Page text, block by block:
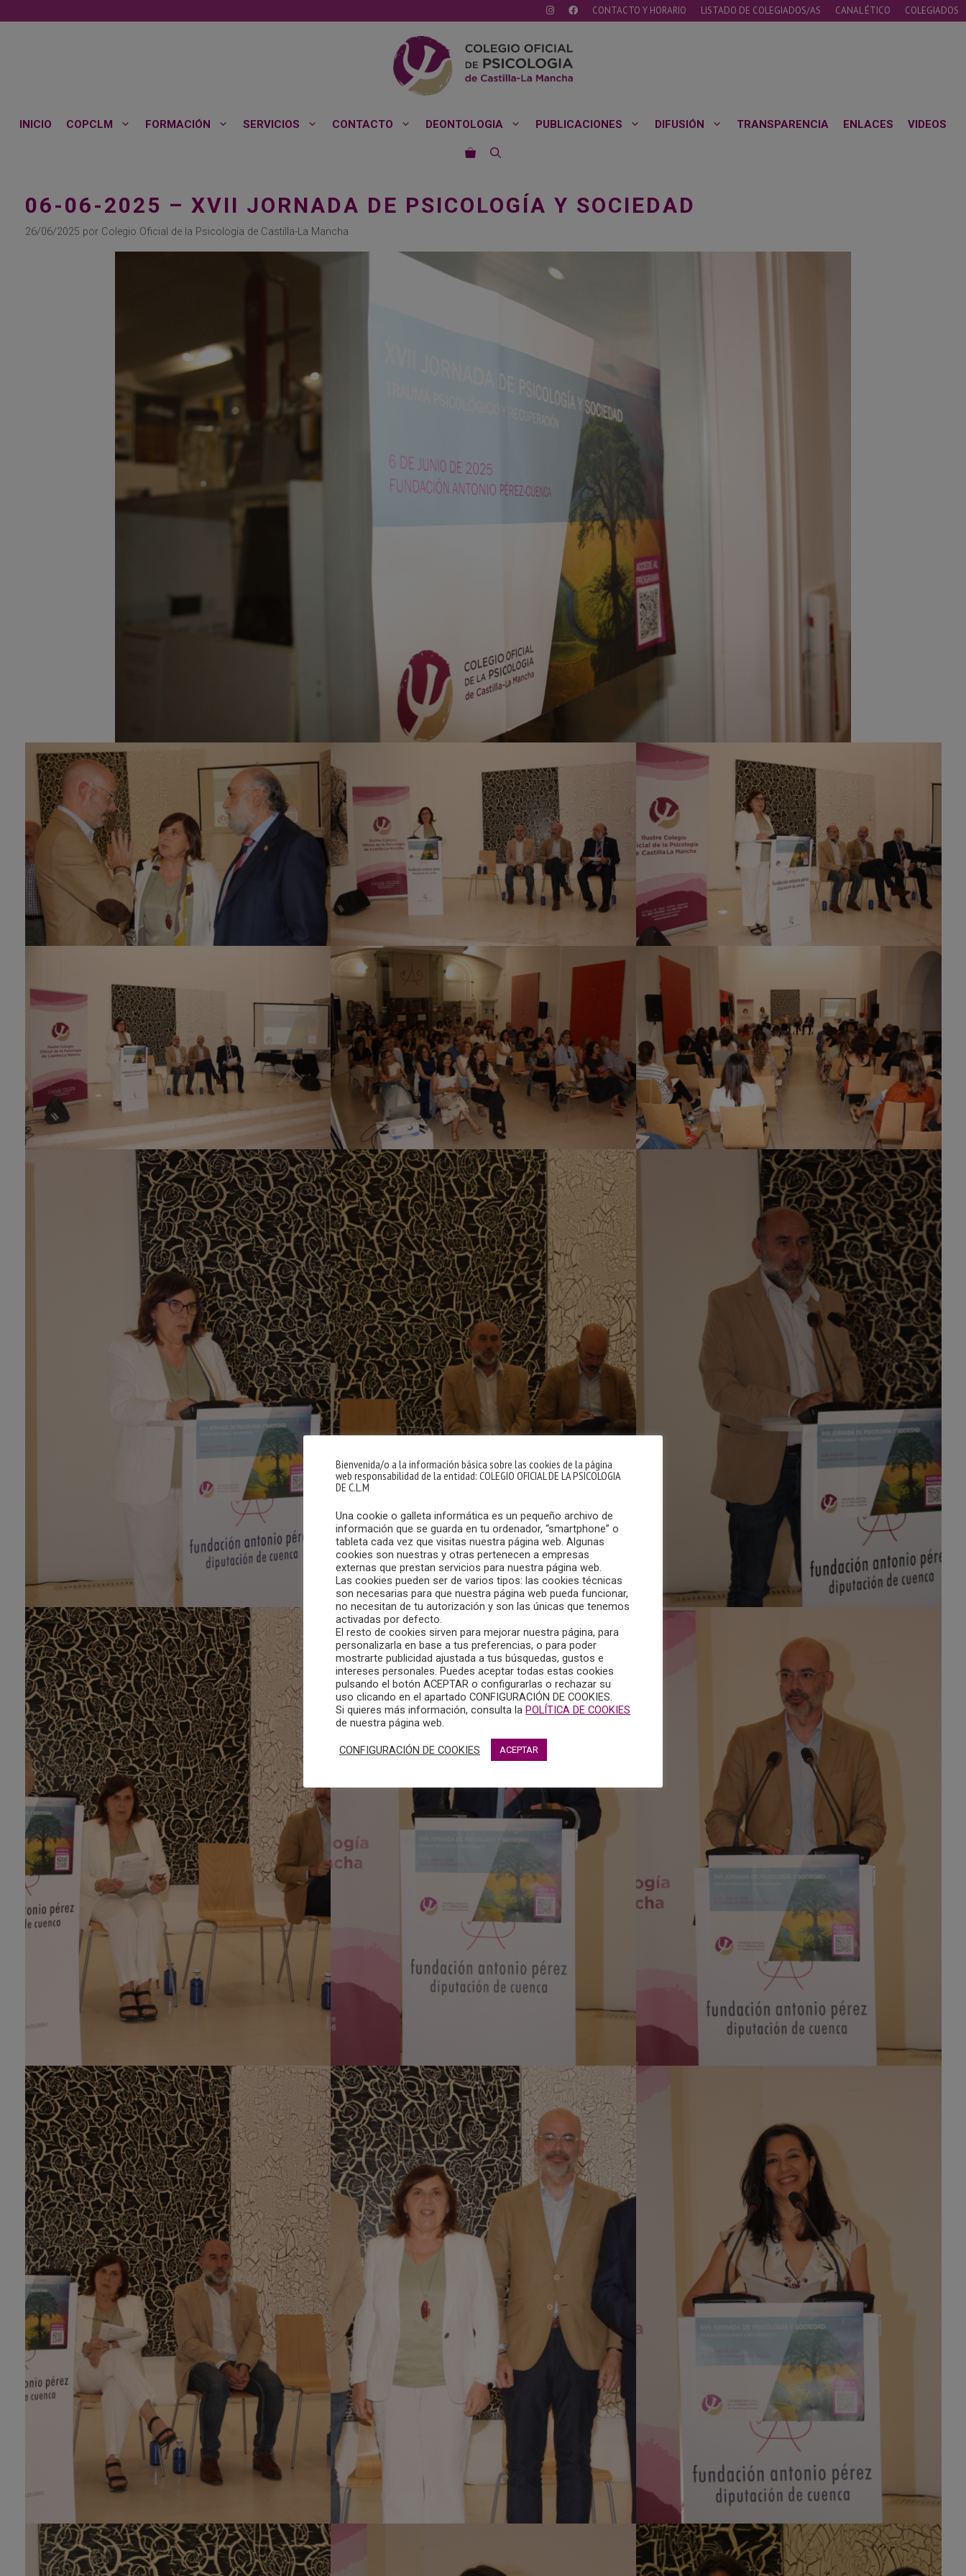
al
CONTACTO Y HORARIO LISTADO DE COLEGIADOS/AS CANAL ÉTICO COLEGIADOS
INICIO COPCLM FORMACIÓN SERVICIOS CONTACTO DEONTOLOGIA PUBLICACIONES DIFUSIÓN TRANSPARENCIA ENLACES VIDEOS
06-06-2025 – XVII JORNADA DE PSICOLOGÍA Y SOCIEDAD
26/06/2025 por Colegio Oficial de la Psicología de Castilla-La Mancha
Bienvenida/o a la información básica sobre las cookies de la página
web responsabilidad de la entidad: COLEGIO OFICIAL DE LA PSICOLOGIA
DE C.L.M
Una cookie o galleta informática es un pequeño archivo de
información que se guarda en tu ordenador, “smartphone” o
tableta cada vez que visitas nuestra página web. Algunas
cookies son nuestras y otras pertenecen a empresas
externas que prestan servicios para nuestra página web.
Las cookies pueden ser de varios tipos: las cookies técnicas
son necesarias para que nuestra página web pueda funcionar,
no necesitan de tu autorización y son las únicas que tenemos
activadas por defecto.
El resto de cookies sirven para mejorar nuestra página, para
personalizarla en base a tus preferencias, o para poder
mostrarte publicidad ajustada a tus búsquedas, gustos e
intereses personales. Puedes aceptar todas estas cookies
pulsando el botón ACEPTAR o configurarlas o rechazar su
uso clicando en el apartado CONFIGURACIÓN DE COOKIES.
Si quieres más información, consulta la POLÍTICA DE COOKIES
de nuestra página web.
CONFIGURACIÓN DE COOKIES ACEPTAR